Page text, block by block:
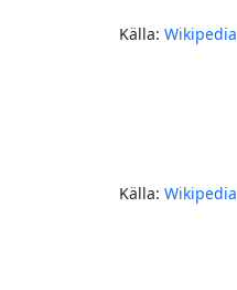
Källa: Wikipedia
Källa: Wikipedia